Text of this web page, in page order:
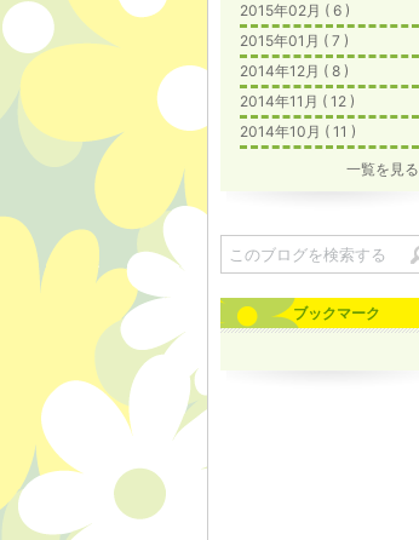
2015年02月 ( 6 )
2015年01月 ( 7 )
2014年12月 ( 8 )
2014年11月 ( 12 )
2014年10月 ( 11 )
一覧を見る
ブックマーク